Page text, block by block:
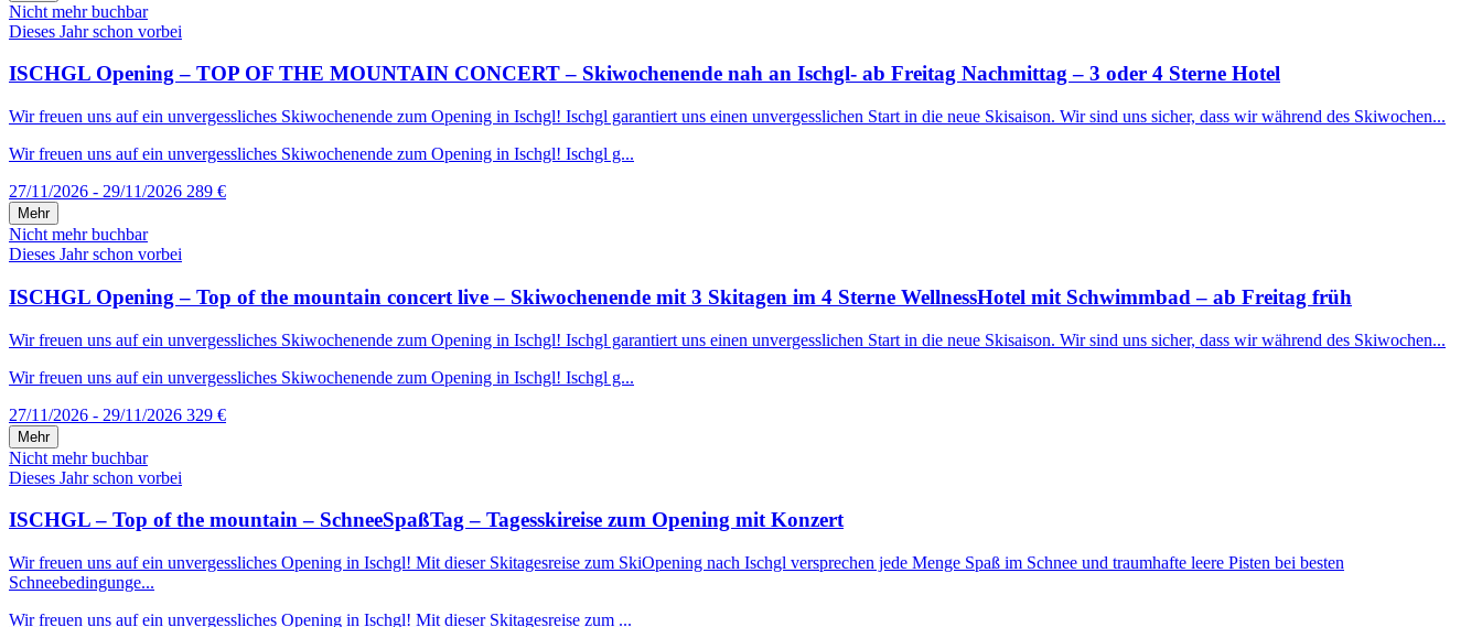
Nicht mehr buchbar
Dieses Jahr schon vorbei
ISCHGL Opening – TOP OF THE MOUNTAIN CONCERT – Skiwochenende nah an Ischgl- ab Freitag Nachmittag – 3 oder 4 Sterne Hotel
Wir freuen uns auf ein unvergessliches Skiwochenende zum Opening in Ischgl! Ischgl garantiert uns einen unvergesslichen Start in die neue Skisaison. Wir sind uns sicher, dass wir während des Skiwochen...
Wir freuen uns auf ein unvergessliches Skiwochenende zum Opening in Ischgl! Ischgl g...
27/11/2026 - 29/11/2026 289 €
Mehr
Nicht mehr buchbar
Dieses Jahr schon vorbei
ISCHGL Opening – Top of the mountain concert live – Skiwochenende mit 3 Skitagen im 4 Sterne WellnessHotel mit Schwimmbad – ab Freitag früh
Wir freuen uns auf ein unvergessliches Skiwochenende zum Opening in Ischgl! Ischgl garantiert uns einen unvergesslichen Start in die neue Skisaison. Wir sind uns sicher, dass wir während des Skiwochen...
Wir freuen uns auf ein unvergessliches Skiwochenende zum Opening in Ischgl! Ischgl g...
27/11/2026 - 29/11/2026 329 €
Mehr
Nicht mehr buchbar
Dieses Jahr schon vorbei
ISCHGL – Top of the mountain – SchneeSpaßTag – Tagesskireise zum Opening mit Konzert
Wir freuen uns auf ein unvergessliches Opening in Ischgl! Mit dieser Skitagesreise zum SkiOpening nach Ischgl versprechen jede Menge Spaß im Schnee und traumhafte leere Pisten bei besten
Schneebedingunge...
Wir freuen uns auf ein unvergessliches Opening in Ischgl! Mit dieser Skitagesreise zum ...